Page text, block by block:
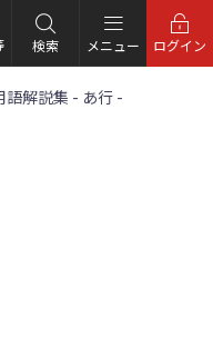
検索 メニュー ログイン
語解説集 - あ行 -